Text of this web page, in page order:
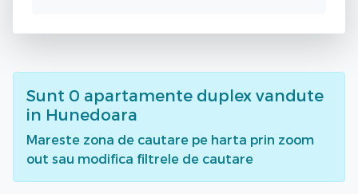
Sunt 0 apartamente duplex vandute
in Hunedoara
Mareste zona de cautare pe harta prin zoom
out sau modifica filtrele de cautare